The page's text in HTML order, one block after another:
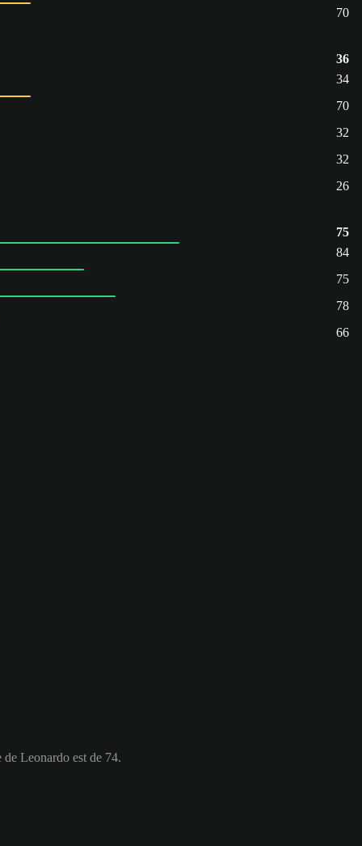
70
36
34
70
32
32
26
75
84
75
78
66
Leonardo est de 74.